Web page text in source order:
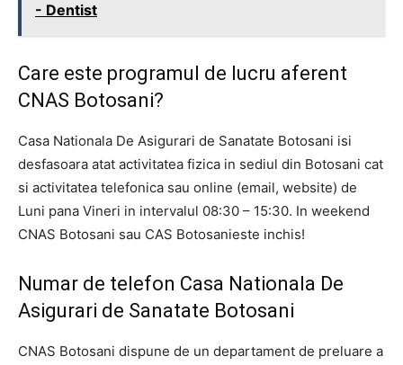
- Dentist
Care este programul de lucru aferent
CNAS Botosani?
Casa Nationala De Asigurari de Sanatate Botosani isi
desfasoara atat activitatea fizica in sediul din Botosani cat
si activitatea telefonica sau online (email, website) de
Luni pana Vineri in intervalul 08:30 – 15:30. In weekend
CNAS Botosani sau CAS Botosanieste inchis!
Numar de telefon Casa Nationala De
Asigurari de Sanatate Botosani
CNAS Botosani dispune de un departament de preluare a